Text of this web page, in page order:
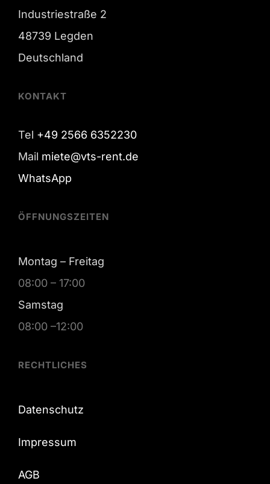
Industriestraße 2
48739 Legden
Deutschland
KONTAKT
Tel +49 2566 6352230
Mail miete@vts-rent.de
WhatsApp
ÖFFNUNGSZEITEN
Montag – Freitag
08:00 – 17:00
Samstag
08:00 –12:00
RECHTLICHES
Datenschutz
Impressum
AGB